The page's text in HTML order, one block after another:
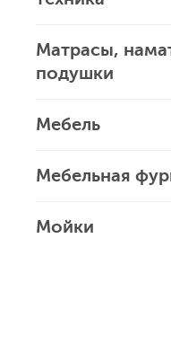
Матрасы,
подушки
Мебель
Мебельная
Мойки